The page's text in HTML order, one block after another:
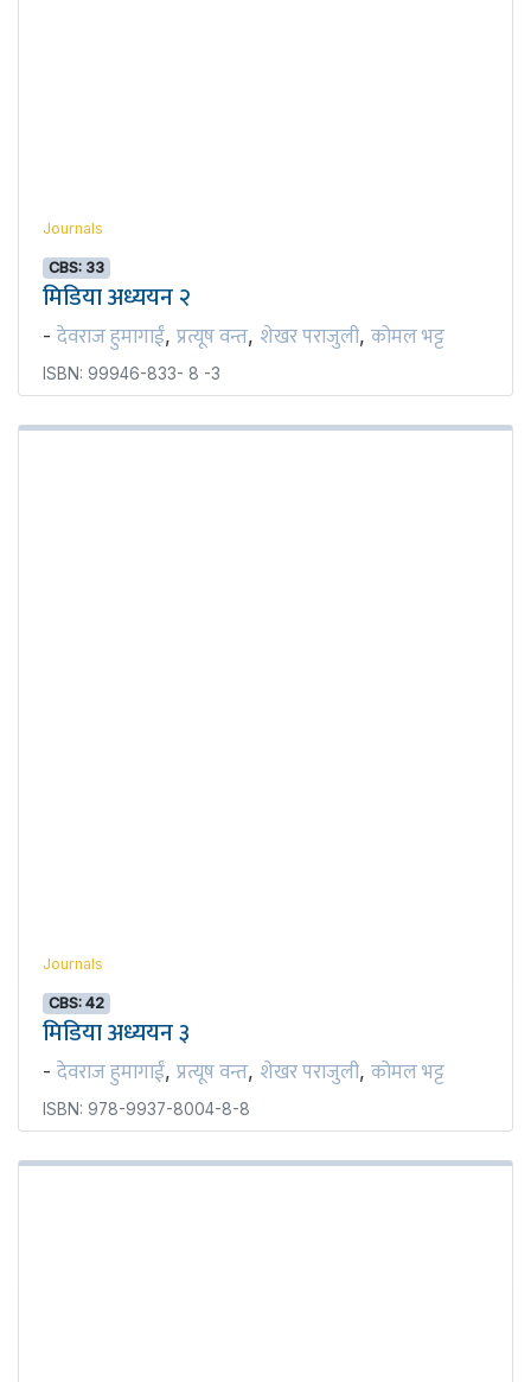
Journals
CBS: 33
मिडिया अध्ययन २
- देवराज हुमागाईं, प्रत्यूष वन्त, शेखर पराजुली, कोमल भट्ट
ISBN: 99946-833- 8 -3
Journals
CBS: 42
मिडिया अध्ययन ३
- देवराज हुमागाईं, प्रत्यूष वन्त, शेखर पराजुली, कोमल भट्ट
ISBN: 978-9937-8004-8-8